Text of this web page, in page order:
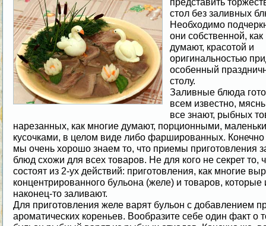
стол без заливных
Необходимо
они собственной,
думают, красотой и
оригинальностью
особенный
столу.
Заливные блюда
всем известно,
все знают, рыбных
нарезанных, как многие думают, порционными,
кусочками, в целом виде либо фаршированных.
мы очень хорошо знаем то, что приемы приготовления
блюд схожи для всех товаров. Не для кого не секрет то,
состоят из 2-ух действий: приготовления, как многие
концентрированного бульона (желе) и товаров, которые
наконец-то заливают.
Для приготовления желе варят бульон с добавлением
ароматических кореньев. Вообразите себе один факт о